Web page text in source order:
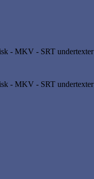
- MKV - SRT undertexter
- MKV - SRT undertexter